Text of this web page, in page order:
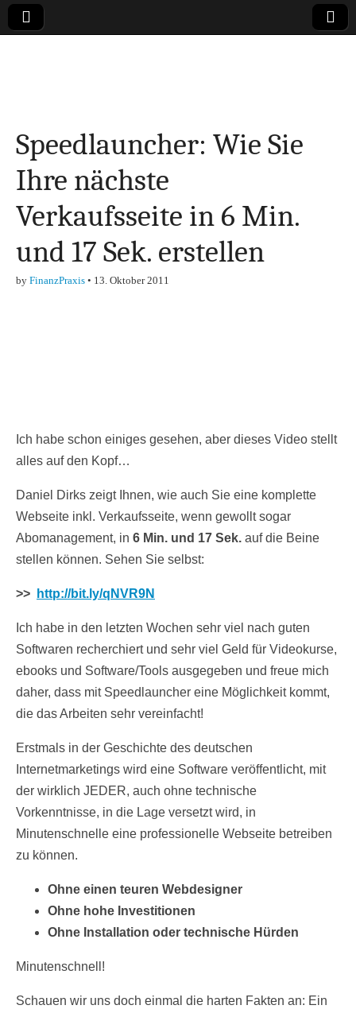
Finanzen,
Marketing-, Vertrieb-
& Investment-Tipps
Speedlauncher: Wie Sie
Ihre nächste
Verkaufsseite in 6 Min.
und 17 Sek. erstellen
by FinanzPraxis • 13. Oktober 2011
Ich habe schon einiges gesehen, aber dieses Video stellt
alles auf den Kopf…
Daniel Dirks zeigt Ihnen, wie auch Sie eine komplette
Webseite inkl. Verkaufsseite, wenn gewollt sogar
Abomanagement, in 6 Min. und 17 Sek. auf die Beine
stellen können. Sehen Sie selbst:
>> http://bit.ly/qNVR9N
Ich habe in den letzten Wochen sehr viel nach guten
Softwaren recherchiert und sehr viel Geld für Videokurse,
ebooks und Software/Tools ausgegeben und freue mich
daher, dass mit Speedlauncher eine Möglichkeit kommt,
die das Arbeiten sehr vereinfacht!
Erstmals in der Geschichte des deutschen
Internetmarketings wird eine Software veröffentlicht, mit
der wirklich JEDER, auch ohne technische
Vorkenntnisse, in die Lage versetzt wird, in
Minutenschnelle eine professionelle Webseite betreiben
zu können.
Ohne einen teuren Webdesigner
Ohne hohe Investitionen
Ohne Installation oder technische Hürden
Minutenschnell!
Schauen wir uns doch einmal die harten Fakten an: Ein